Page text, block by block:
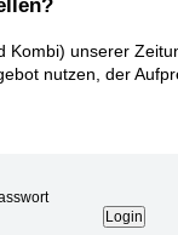
Kombi) unserer
nutzen, der